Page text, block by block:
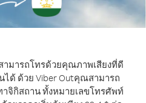
มารถโทรด้วยคุณภาพเสียงที่ดี
ด้ ด้วย Viber Outคุณสามารถ
จิกิสถาน ทั้งหมายเลขโทรศัพท์